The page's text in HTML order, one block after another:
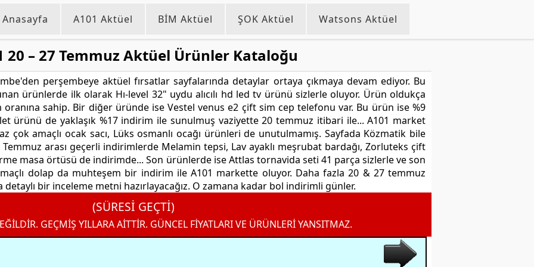
Anasayfa A101 Aktüel BİM Aktüel ŞOK Aktüel Watsons Aktüel
20 – 27 Temmuz Aktüel Ürünler Kataloğu
perşembeye aktüel fırsatlar sayfalarında detaylar ortaya çıkmaya devam ediyor. Bu
ürünlerde ilk olarak Hı-level 32" uydu alıcılı hd led tv ürünü sizlerle oluyor. Ürün oldukça
sahip. Bir diğer üründe ise Vestel venus e2 çift sim cep telefonu var. Bu ürün ise %9
ürünü de yaklaşık %17 indirim ile sunulmuş vaziyette 20 temmuz itibari ile... A101 market
çok amaçlı ocak sacı, Lüks osmanlı ocağı ürünleri de unutulmamış. Sayfada Közmatik bile
arası geçerli indirimlerde Melamin tepsi, Lav ayaklı meşrubat bardağı, Zorluteks çift
masa örtüsü de indirimde... Son ürünlerde ise Attlas tornavida seti 41 parça sizlerle ve son
dolap da muhteşem bir indirim ile A101 markette oluyor. Daha fazla 20 & 27 temmuz
bir inceleme metni hazırlayacağız. O zamana kadar bol indirimli günler.
(SÜRESİ GEÇTİ)
GEÇMİŞ YILLARA AİTTİR. GÜNCEL FİYATLARI VE ÜRÜNLERİ YANSITMAZ.